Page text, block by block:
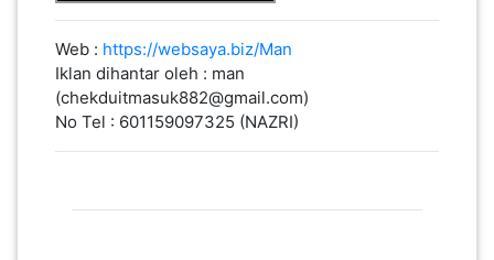
Web : https://websaya.biz/Man
Iklan dihantar oleh : man
(chekduitmasuk882@gmail.com)
No Tel : 601159097325 (NAZRI)
LAIN-
KEPERLUAN(16)